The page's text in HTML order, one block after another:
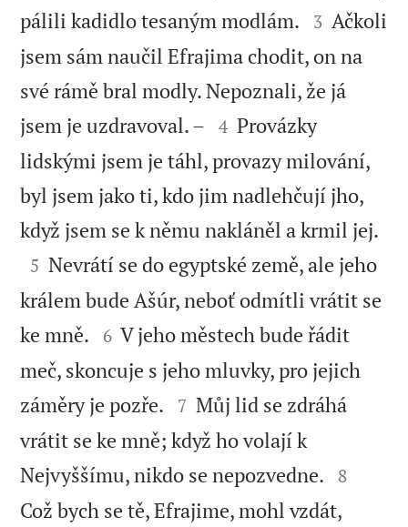
pálili kadidlo tesaným modlám. 

3 Ačkoli
jsem sám naučil Efrajima chodit, on na
své rámě bral modly. Nepoznali, že já
jsem je uzdravoval. – 

4 Provázky
lidskými jsem je táhl, provazy milování,
byl jsem jako ti, kdo jim nadlehčují jho,
když jsem se k němu nakláněl a krmil jej.

5 Nevrátí se do egyptské země, ale jeho
králem bude Ašúr, neboť odmítli vrátit se
ke mně. 

6 V jeho městech bude řádit
meč, skoncuje s jeho mluvky, pro jejich
záměry je pozře. 

7 Můj lid se zdráhá
vrátit se ke mně; když ho volají k
Nejvyššímu, nikdo se nepozvedne. 

8
Což bych se tě, Efrajime, mohl vzdát,